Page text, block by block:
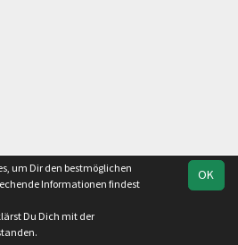
OK
um Dir den bestmöglichen
Informationen findest
Du Dich mit der